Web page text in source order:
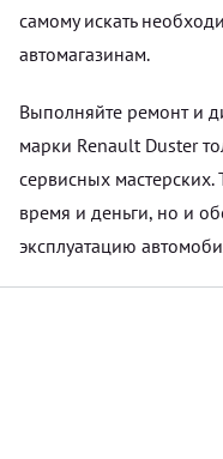
самому искать
автомагазинам.
Выполняйте ремонт и
марки Renault Duster
сервисных мастерских.
время и деньги, но и
эксплуатацию